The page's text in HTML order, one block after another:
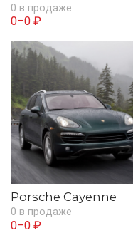
0 в продаже
0–0 ₽
Porsche Cayenne
0 в продаже
0–0 ₽